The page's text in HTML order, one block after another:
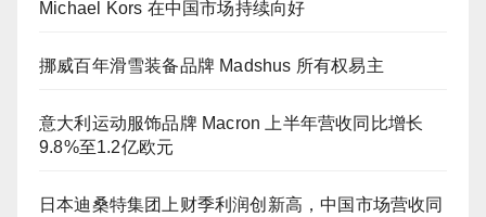
Michael Kors 在中国市场持续向好
挪威百年滑雪装备品牌 Madshus 所有权易主
意大利运动服饰品牌 Macron 上半年营收同比增长
9.8%至1.2亿欧元
日本迪桑特集团上财季利润创新高，中国市场营收同